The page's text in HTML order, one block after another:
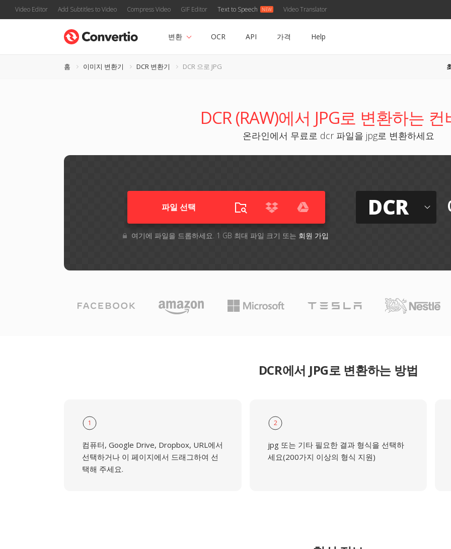
Video Editor Add Subtitles to Video Compress Video GIF Editor Text to Speech Video Translator
변환 OCR API 가격 Help
홈 이미지 변환기 DCR 변환기 DCR 으로 JPG
DCR (RAW)에서 JPG로 변환하는 컨
온라인에서 무료로 dcr 파일을 jpg로 변환하세요
파일 선택
여기에 파일을 드롭하세요. 1 GB 최대 파일 크기 또는 회원 가입
DCR
DCR에서 JPG로 변환하는 방법
1
컴퓨터, Google Drive, Dropbox, URL에서
선택하거나 이 페이지에서 드래그하여 선
택해 주세요.
2
jpg 또는 기타 필요한 결과 형식을 선택하
세요(200가지 이상의 형식 지원)